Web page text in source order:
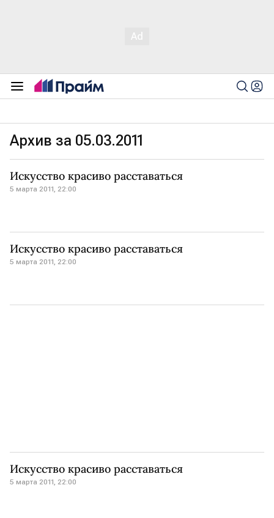
Архив за 05.03.2011
Искусство красиво расставаться
5 марта 2011, 22:00
Искусство красиво расставаться
5 марта 2011, 22:00
Искусство красиво расставаться
5 марта 2011, 22:00